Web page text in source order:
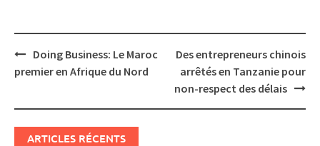
Post
navigation
Doing Business: Le Maroc
premier en Afrique du Nord
Des entrepreneurs chinois
arrêtés en Tanzanie pour
non-respect des délais
ARTICLES RÉCENTS